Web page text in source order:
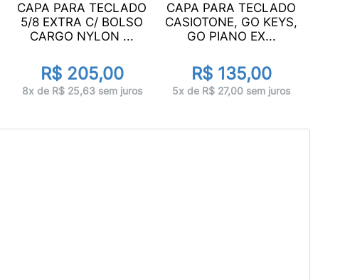
CAPA PARA TECLADO
5/8 EXTRA C/ BOLSO
CARGO NYLON ...
R$ 205,00
8x de R$ 25,63 sem juros
CAPA PARA TECLADO
CASIOTONE, GO KEYS,
GO PIANO EX...
R$ 135,00
5x de R$ 27,00 sem juros